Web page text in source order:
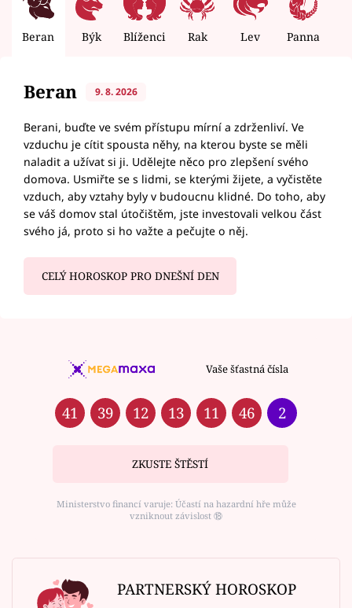
Beran Býk Blíženci Rak Lev Panna
Beran 9. 8. 2026
Berani, buďte ve svém přístupu mírní a zdrženliví. Ve
vzduchu je cítit spousta něhy, na kterou byste se měli
naladit a užívat si ji. Udělejte něco pro zlepšení svého
domova. Usmiřte se s lidmi, se kterými žijete, a vyčistěte
vzduch, aby vztahy byly v budoucnu klidné. Do toho, aby
se váš domov stal útočištěm, jste investovali velkou část
svého já, proto si ho važte a pečujte o něj.
CELÝ HOROSKOP PRO DNEŠNÍ DEN
Vaše šťastná čísla
41 39 12 13 11 46 2
ZKUSTE ŠTĚSTÍ
Ministerstvo financí varuje: Účastí na hazardní hře může
vzniknout závislost ⑱
PARTNERSKÝ HOROSKOP